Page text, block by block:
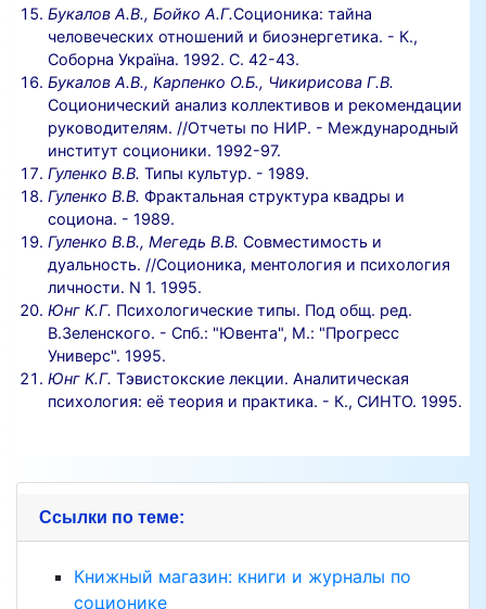
Букалов А.В., Бойко А.Г.Соционика: тайна
человеческих отношений и биоэнергетика. - К.,
Соборна Україна. 1992. С. 42-43.
Букалов А.В., Карпенко О.Б., Чикирисова Г.В.
Соционический анализ коллективов и рекомендации
руководителям. //Отчеты по НИР. - Международный
институт соционики. 1992-97.
Гуленко В.В. Типы культур. - 1989.
Гуленко В.В. Фрактальная структура квадры и
социона. - 1989.
Гуленко В.В., Мегедь В.В. Совместимость и
дуальность. //Соционика, ментология и психология
личности. N 1. 1995.
Юнг К.Г. Психологические типы. Под общ. ред.
В.Зеленского. - Спб.: "Ювента", М.: "Прогресс
Универс". 1995.
Юнг К.Г. Тэвистокские лекции. Аналитическая
психология: её теория и практика. - К., СИНТО. 1995.
Ссылки по теме:
Книжный магазин: книги и журналы по
соционике